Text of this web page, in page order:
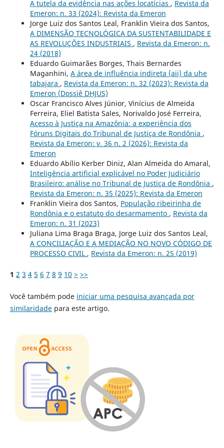
A tutela da evidência nas ações locatícias , Revista da
Emeron: n. 33 (2024): Revista da Emeron
Jorge Luiz dos Santos Leal, Franklin Vieira dos Santos,
A DIMENSÃO TECNOLÓGICA DA SUSTENTABILIDADE E
AS REVOLUÇÕES INDUSTRIAIS , Revista da Emeron: n.
24 (2018)
Eduardo Guimarães Borges, Thais Bernardes
Maganhini, A área de influência indireta (aii) da uhe
tabajara , Revista da Emeron: n. 32 (2023): Revista da
Emeron (Dossiê DHJUS)
Oscar Francisco Alves Júnior, Vinícius de Almeida
Ferreira, Eliel Batista Sales, Norivaldo José Ferreira,
Acesso à Justiça na Amazônia: a experiência dos
Fóruns Digitais do Tribunal de Justiça de Rondônia ,
Revista da Emeron: v. 36 n. 2 (2026): Revista da
Emeron
Eduardo Abílio Kerber Diniz, Alan Almeida do Amaral,
Inteligência artificial explicável no Poder Judiciário
Brasileiro: análise no Tribunal de Justiça de Rondônia ,
Revista da Emeron: n. 35 (2025): Revista da Emeron
Franklin Vieira dos Santos, População ribeirinha de
Rondônia e o estatuto do desarmamento , Revista da
Emeron: n. 31 (2023)
Juliana Lima Braga Braga, Jorge Luiz dos Santos Leal,
A CONCILIAÇÃO E A MEDIAÇÃO NO NOVO CÓDIGO DE
PROCESSO CIVIL , Revista da Emeron: n. 25 (2019)
1 2 3 4 5 6 7 8 9 10 > >>
Você também pode iniciar uma pesquisa avançada por
similaridadepara este artigo.